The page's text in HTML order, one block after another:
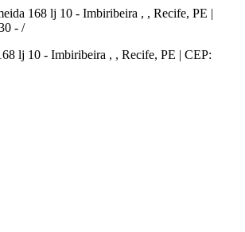
168 lj 10 - Imbiribeira , , Recife, PE |
- /
lj 10 - Imbiribeira , , Recife, PE | CEP: